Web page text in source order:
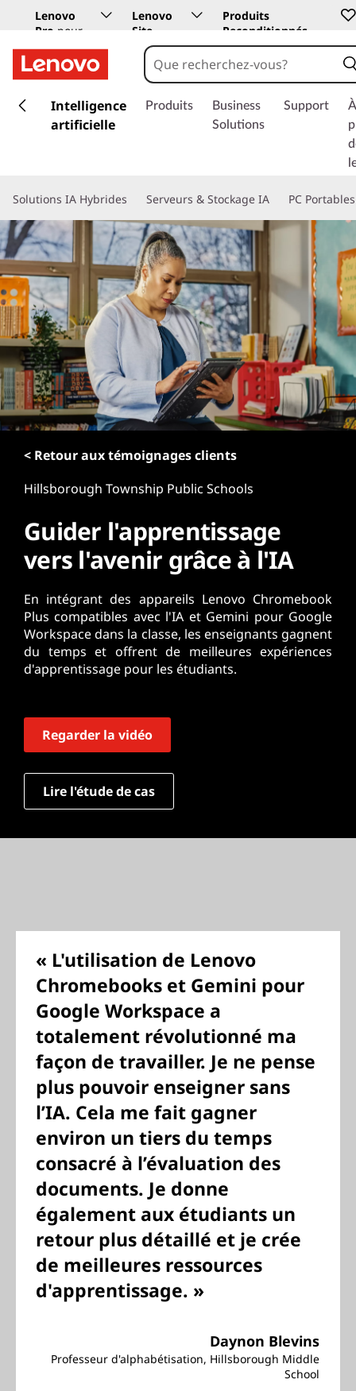
Lenovo
Pro pour
les
entreprises
Lenovo
Site
Education
Produits
Reconditionnés
a
a
c
o
n
t
e
n
u
p
r
n
c
Intelligence
artificielle
Produits
Business
Solutions
Support
À
Solutions IA Hybrides Serveurs & Stockage IA PC
< Retour aux témoignages clients
Hillsborough Township Public Schools
Guider l'apprentissage
vers l'avenir grâce à l'IA
En intégrant des appareils Lenovo Chromebook
Plus compatibles avec l'IA et Gemini pour Google
Workspace dans la classe, les enseignants gagnent
du temps et offrent de meilleures expériences
d'apprentissage pour les étudiants.
Regarder la vidéo
Lire l'étude de cas
« L'utilisation de Lenovo
Chromebooks et Gemini pour
Google Workspace a
totalement révolutionné ma
façon de travailler. Je ne pense
plus pouvoir enseigner sans
l’IA. Cela me fait gagner
environ un tiers du temps
consacré à l’évaluation des
documents. Je donne
également aux étudiants un
retour plus détaillé et je crée
de meilleures ressources
d'apprentissage. »
Daynon Blevins
Professeur d'alphabétisation, Hillsborough Middle
School